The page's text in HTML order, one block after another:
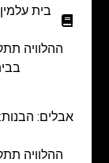
בית
אבלים: הבנות: